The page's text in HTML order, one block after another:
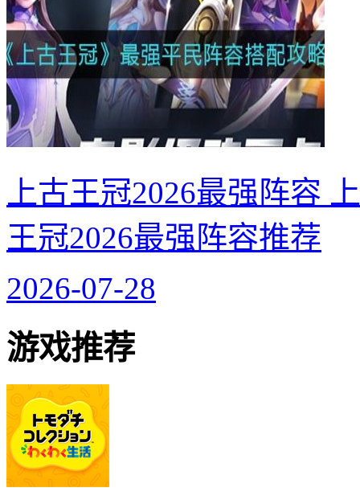
上古王冠2026最强阵容
王冠2026最强阵容推荐
2026-07-28
游戏推荐